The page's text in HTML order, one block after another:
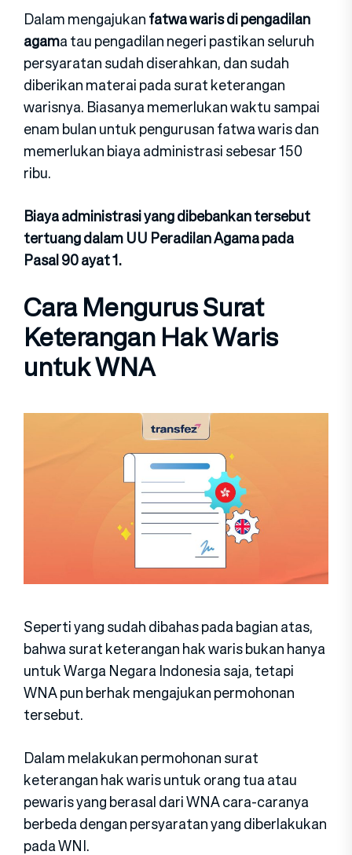
Dalam mengajukanfatwa waris di pengadilan
agama tau pengadilan negeri pastikan seluruh
persyaratan sudah diserahkan, dan sudah
diberikan materai pada surat keterangan
warisnya. Biasanya memerlukan waktu sampai
enam bulan untuk pengurusan fatwa waris dan
memerlukan biaya administrasi sebesar 150
ribu.
Biaya administrasi yang dibebankan tersebut
tertuang dalam UU Peradilan Agama pada
Pasal 90 ayat 1.
Cara Mengurus Surat
Keterangan Hak Waris
untuk WNA
Seperti yang sudah dibahas pada bagian atas,
bahwa surat keterangan hak waris bukan hanya
untuk Warga Negara Indonesia saja, tetapi
WNA pun berhak mengajukan permohonan
tersebut.
Dalam melakukan permohonan surat
keterangan hak waris untuk orang tua atau
pewaris yang berasal dari WNA cara-caranya
berbeda dengan persyaratan yang diberlakukan
pada WNI.